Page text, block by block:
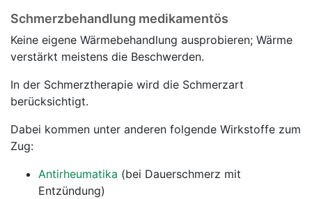
Schmerzbehandlung medikamentös
Keine eigene Wärmebehandlung ausprobieren; Wärme
verstärkt meistens die Beschwerden.
In der Schmerztherapie wird die Schmerzart
berücksichtigt.
Dabei kommen unter anderen folgende Wirkstoffe zum
Zug:
Antirheumatika (bei Dauerschmerz mit
Entzündung)